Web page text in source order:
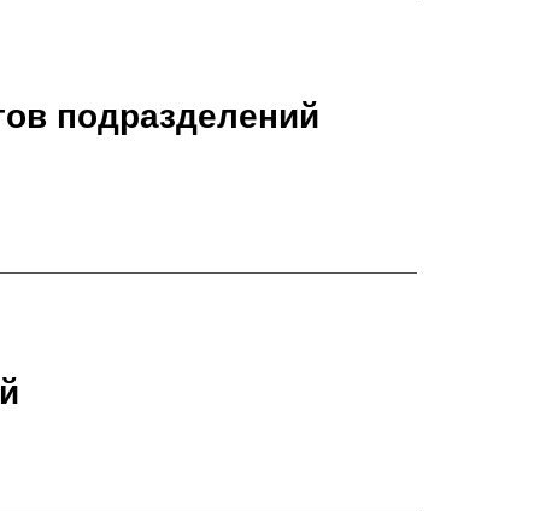
подразделений